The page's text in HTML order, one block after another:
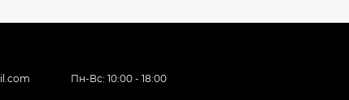
Пн-Вс: 10:00 - 18:00